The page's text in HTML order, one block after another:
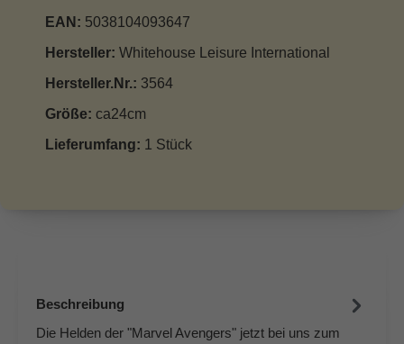
EAN: 5038104093647
Hersteller: Whitehouse Leisure International
Hersteller.Nr.: 3564
Größe: ca24cm
Lieferumfang: 1 Stück
Beschreibung
Die Helden der "Marvel Avengers" jetzt bei uns zum